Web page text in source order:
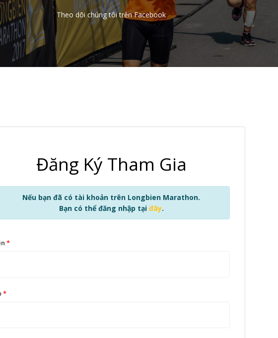
Theo dõi chúng tôi trên Facebook
Đăng Ký Tham Gia
Nếu bạn đã có tài khoản trên Longbien Marathon.
Bạn có thể đăng nhập tại đây.
*
*